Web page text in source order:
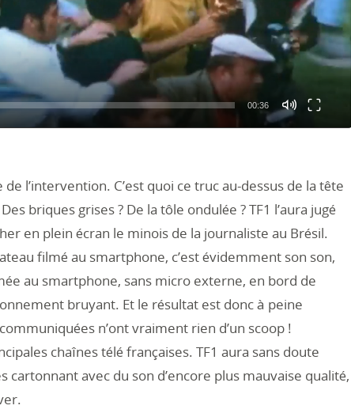
00:36
l’intervention. C’est quoi ce truc au-dessus de la tête
briques grises ? De la tôle ondulée ? TF1 l’aura jugé
en plein écran le minois de la journaliste au Brésil.
filmé au smartphone, c’est évidemment son son,
au smartphone, sans micro externe, en bord de
bruyant. Et le résultat est donc à peine
n’ont vraiment rien d’un scoop !
chaînes télé françaises. TF1 aura sans doute
cartonnant avec du son d’encore plus mauvaise qualité,